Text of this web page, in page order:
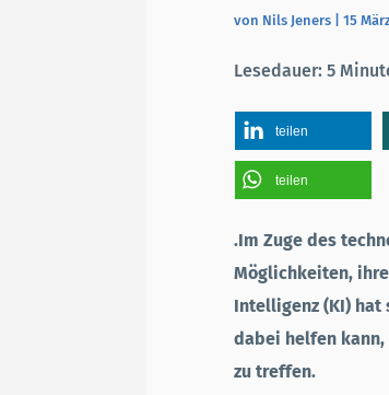
von Nils Jeners| 15
Lesedauer: 5
teilen
teilen
.Im Zuge des
Möglichkeiten,
Intelligenz (KI) hat
dabei helfen kann,
zu treffen.